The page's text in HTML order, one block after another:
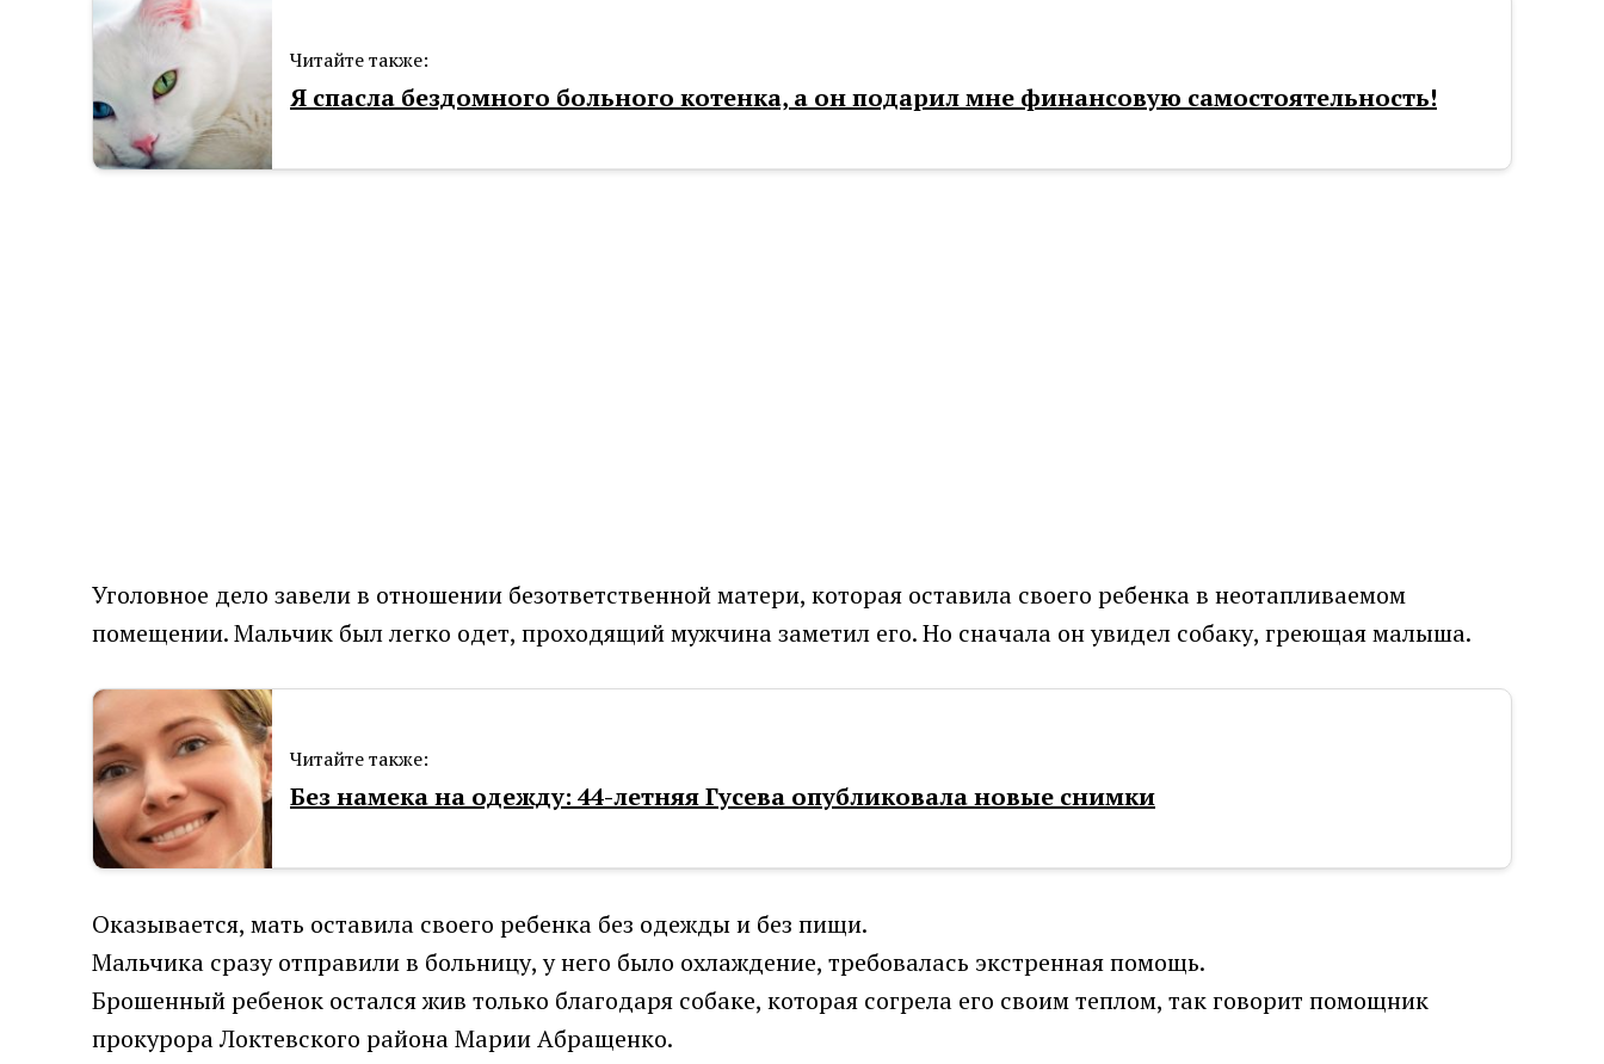
Читайте также:
Я спасла бездомного больного котенка, а он подарил мне финансовую самостоятельность!
Уголовное дело завели в отношении безответственной матери, которая оставила своего ребенка в неотапливаемом
помещении. Мальчик был легко одет, проходящий мужчина заметил его. Но сначала он увидел собаку, греющая малыша.
Читайте также:
Без намека на одежду: 44-летняя Гусева опубликовала новые снимки
Оказывается, мать оставила своего ребенка без одежды и без пищи.
Мальчика сразу отправили в больницу, у него было охлаждение, требовалась экстренная помощь.
Брошенный ребенок остался жив только благодаря собаке, которая согрела его своим теплом, так говорит помощник
прокурора Локтевского района Марии Абращенко.